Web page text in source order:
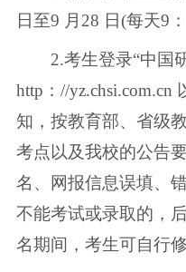
日至9 月28 日(每天9：
2.考生登录“中国研
http：//yz.chsi.com.cn
知，按教育部、省级
考点以及我校的公告
名、网报信息误填、
不能考试或录取的，
名期间，考生可自行